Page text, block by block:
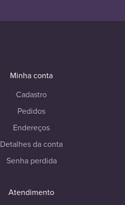
Minha conta
Cadastro
Pedidos
Endereços
Detalhes da conta
Senha perdida
Atendimento